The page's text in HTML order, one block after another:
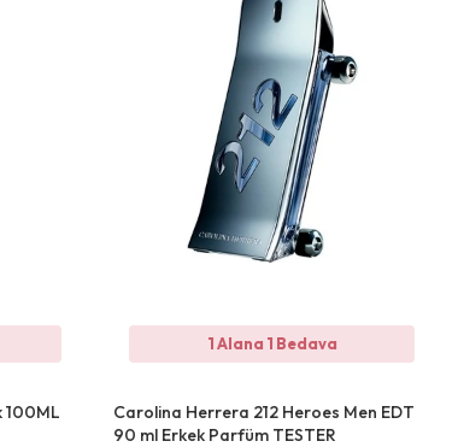
100ML
1 Alana 1 Bedava
Carolina Herrera 212 Heroes Men EDT
90 ml Erkek Parfüm TESTER